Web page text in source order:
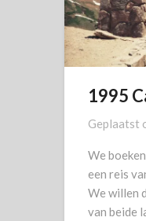
1995
Geplaatst
We
een reis
We willen
van beide